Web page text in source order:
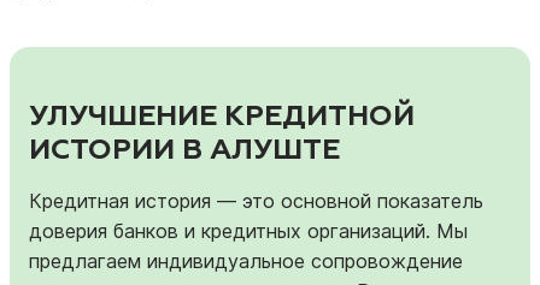
УЛУЧШЕНИЕ КРЕДИТНОЙ
ИСТОРИИ В АЛУШТЕ
Кредитная история — это основной показатель
доверия банков и кредитных организаций. Мы
предлагаем индивидуальное сопровождение